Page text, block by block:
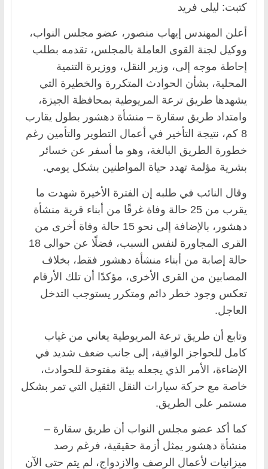
كتبت: ليلى فريد
أعلن المهندس إيهاب منصور، عضو مجلس النواب،
ووكيل لجنة القوى العاملة بالمجلس، تقدمه بطلب
إحاطة موجه إلى، وزير النقل، ووزيرة التنمية
المحلية، بشأن الحوادث المتكررة والخطيرة التي
يشهدها طريق ترعة المريوطية بمحافظة الجيزة،
وامتداد طريق سقارة – منشأة دهشور بطول يقارب
8 كم، نتيجة التأخير في أعمال التطوير والتأمين رغم
خطورة الطريق البالغة، وهو ما أسفر عن خسائر
بشرية مؤلمة تهدد حياة المواطنين بشكل يومي.
وقال النائب في طلبه إن الفترة الأخيرة شهدت ما
يقرب من 25 حالة وفاة غرقًا من أبناء قرية منشأة
دهشور، بالإضافة إلى نحو 15 حالة وفاة أخرى من
القرى المجاورة لنفس السبب، فضلًا عن حوالى 18
حالة إصابة من أبناء منشأة دهشور فقط، بخلاف
المصابين من القرى الأخرى، مؤكدًا أن تلك الأرقام
تعكس وجود خطر دائم ومتكرر يستوجب التدخل
العاجل.
وتابع أن طريق ترعة المريوطية يعاني من غياب
كامل للحواجز الواقية، إلى جانب ضعف شديد في
الإضاءة، الأمر الذي يجعله بيئة مفتوحة للحوادث،
خاصة مع حركة سيارات النقل الثقيل التي تمر بشكل
مستمر على الطريق.
كما أكد عضو مجلس النواب أن طريق سقارة –
منشأة دهشور يمثل أزمة حقيقية، فرغم رصد
ميزانيات لأعمال الرصف والازدواج، لم يتم حتى الآن